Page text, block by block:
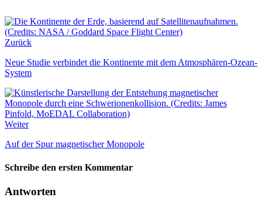
Zurück
Neue Studie verbindet die Kontinente mit dem Atmosphären-Ozean-
System
Weiter
Auf der Spur magnetischer Monopole
Schreibe den ersten Kommentar
Antworten